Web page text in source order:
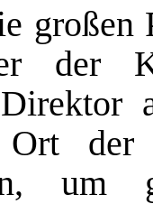
großen
der
um